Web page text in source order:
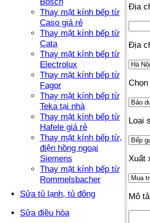
Thay mặt kính bếp từ
Caso giá rẻ
Thay mặt kính bếp từ
Cata
Thay mặt kính bếp từ
Electrolux
Thay mặt kính bếp từ
Fagor
Thay mặt kính bếp từ
Teka tại nhà
Thay mặt kính bếp từ
Hafele giá rẻ
Thay mặt kính bếp từ,
điện hồng ngoại
Siemens
Thay mặt kính bếp từ
Rommelsbacher
Sửa tủ lạnh, tủ đông
Sửa điều hòa
Địa
Địa
Loại
Xuất
Mô